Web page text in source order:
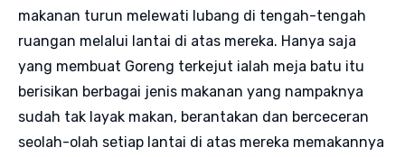
makanan turun melewati lubang di tengah-tengah
ruangan melalui lantai di atas mereka. Hanya saja
yang membuat Goreng terkejut ialah meja batu itu
berisikan berbagai jenis makanan yang nampaknya
sudah tak layak makan, berantakan dan berceceran
seolah-olah setiap lantai di atas mereka memakannya